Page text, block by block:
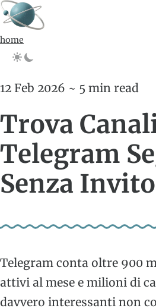
home
12 Feb 2026 ~ 5 min read
Trova
Telegram
Senza
Telegram conta oltre 900
attivi al mese e milioni di
davvero interessanti non